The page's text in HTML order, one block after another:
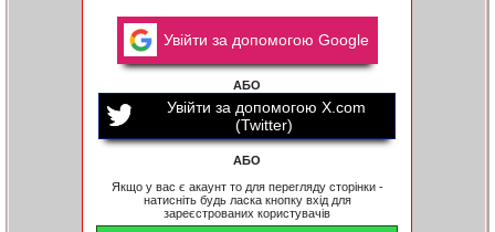
Увійти за допомогою Google
АБО
Увійти за допомогою X.com
(Twitter)
АБО
Якщо у вас є акаунт то для перегляду сторінки -
натисніть будь ласка кнопку вхід для
зареєстрованих користувачів